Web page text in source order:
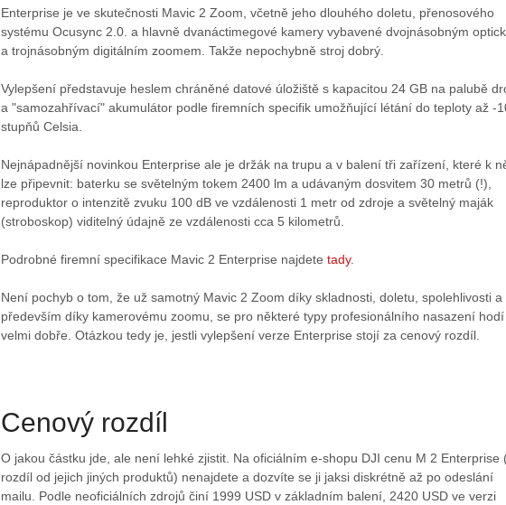
Enterprise je ve skutečnosti Mavic 2 Zoom, včetně jeho dlouhého doletu, přenosového
systému Ocusync 2.0. a hlavně dvanáctimegové kamery vybavené dvojnásobným
a trojnásobným digitálním zoomem. Takže nepochybně stroj dobrý.
Vylepšení představuje heslem chráněné datové úložiště s kapacitou 24 GB na palubě
a "samozahřívací" akumulátor podle firemních specifik umožňující létání do teploty až -
stupňů Celsia.
Nejnápadnější novinkou Enterprise ale je držák na trupu a v balení tři zařízení, které k
lze připevnit: baterku se světelným tokem 2400 lm a udávaným dosvitem 30 metrů (!),
reproduktor o intenzitě zvuku 100 dB ve vzdálenosti 1 metr od zdroje a světelný maják
(stroboskop) viditelný údajně ze vzdálenosti cca 5 kilometrů.
Podrobné firemní specifikace Mavic 2 Enterprise najdete tady.
Není pochyb o tom, že už samotný Mavic 2 Zoom díky skladnosti, doletu, spolehlivosti a
především díky kamerovému zoomu, se pro některé typy profesionálního nasazení hodí
velmi dobře. Otázkou tedy je, jestli vylepšení verze Enterprise stojí za cenový rozdíl.
Cenový rozdíl
O jakou částku jde, ale není lehké zjistit. Na oficiálním e-shopu DJI cenu M 2 Enterprise
rozdíl od jejich jiných produktů) nenajdete a dozvíte se ji jaksi diskrétně až po odeslání
mailu. Podle neoficiálních zdrojů činí 1999 USD v základním balení, 2420 USD ve verzi